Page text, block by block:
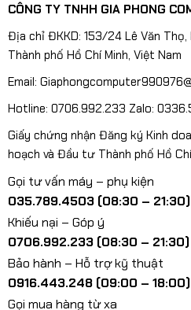
CÔNG TY TNHH GIA PHONG
Địa chỉ ĐKKD: 153/24 Lê Văn
Thành phố Hồ Chí Minh, Việt Nam
Email:
Hotline: 0706.992.233 Zalo:
Giấy chứng nhận Đăng ký Kinh
hoạch và Đầu tư Thành phố Hồ
Gọi tư vấn máy – phụ kiện
035.789.4503 (08:30 – 21:30)
Khiếu nại – Góp ý
0706.992.233 (08:30 – 21:30)
Bảo hành – Hỗ trợ kỹ thuật
0916.443.248 (09:00 – 18:00)
Gọi mua hàng từ xa